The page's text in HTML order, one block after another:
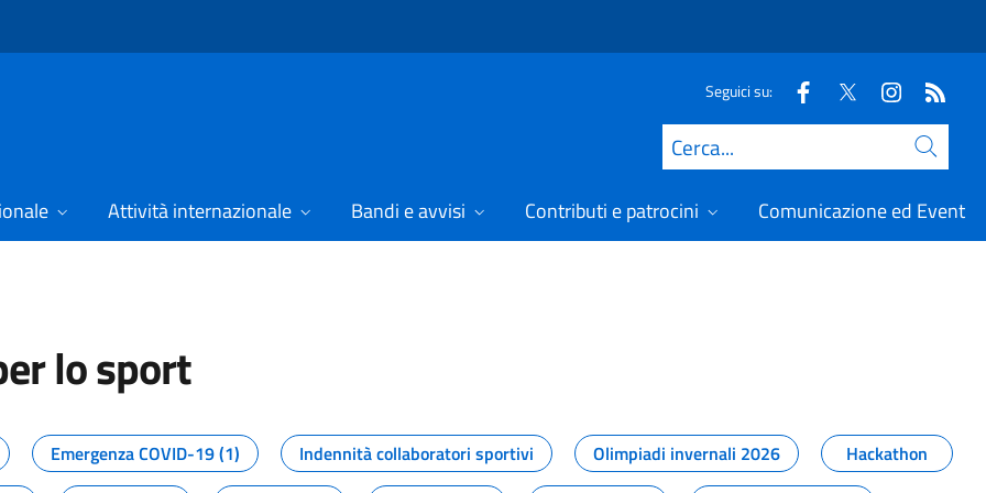
Seguici su:
Cerca
Attività internazionale Bandi e avvisi Contributi e patrocini Comunicazione ed Eventi
lo sport
dal Dipartimento per lo sport
Emergenza COVID-19 (1) Indennità collaboratori sportivi Olimpiadi invernali 2026
Hackathon